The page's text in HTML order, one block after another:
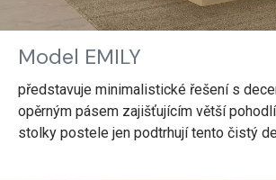
Model EMILY
představuje minimalistické řešení s
opěrným pásem zajišťujícím větší
stolky postele jen podtrhují tento čistý